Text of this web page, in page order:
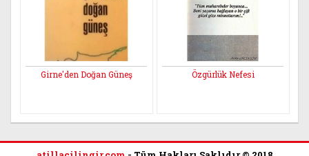
Girne'den Doğan Güneş Özgürlük Nefesi